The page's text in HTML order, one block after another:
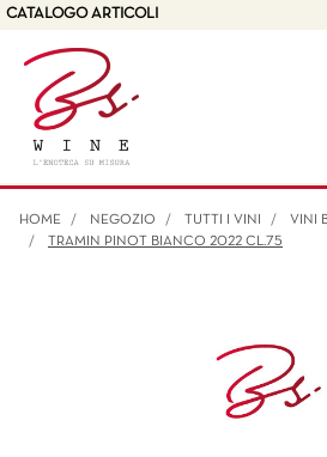
CATALOGO ARTICOLI
HOME NEGOZIO TUTTI I VINI
VINI
TRAMIN PINOT BIANCO 2022 CL.75